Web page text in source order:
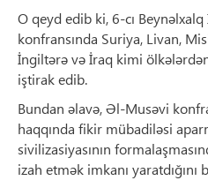
O qeyd edib ki, 6-cı
konfransında Suriya, Livan,
İngiltərə və İraq kimi
iştirak edib.
Bundan əlavə, Əl-Musəvi
haqqında fikir mübadiləsi
sivilizasiyasının
izah etmək imkanı yaratdığını